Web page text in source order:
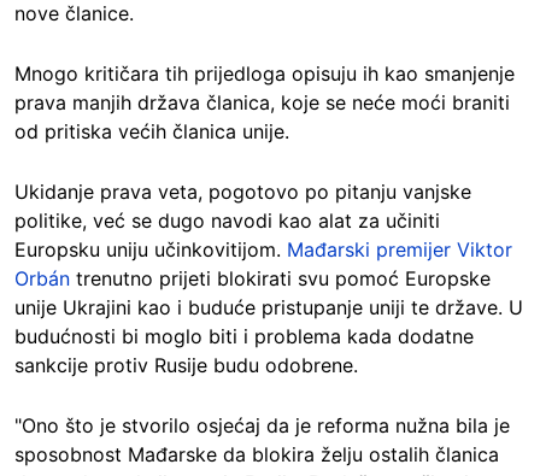
nove članice.
Mnogo kritičara tih prijedloga opisuju ih kao smanjenje
prava manjih država članica, koje se neće moći braniti
od pritiska većih članica unije.
Ukidanje prava veta, pogotovo po pitanju vanjske
politike, već se dugo navodi kao alat za učiniti
Europsku uniju učinkovitijom. Mađarski premijer Viktor
Orbán trenutno prijeti blokirati svu pomoć Europske
unije Ukrajini kao i buduće pristupanje uniji te države. U
budućnosti bi moglo biti i problema kada dodatne
sankcije protiv Rusije budu odobrene.
"Ono što je stvorilo osjećaj da je reforma nužna bila je
sposobnost Mađarske da blokira želju ostalih članica